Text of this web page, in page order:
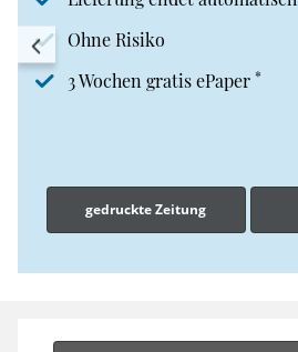
Ohne Risiko
3 Wochen gratis ePaper *
gedruckte Zeitung